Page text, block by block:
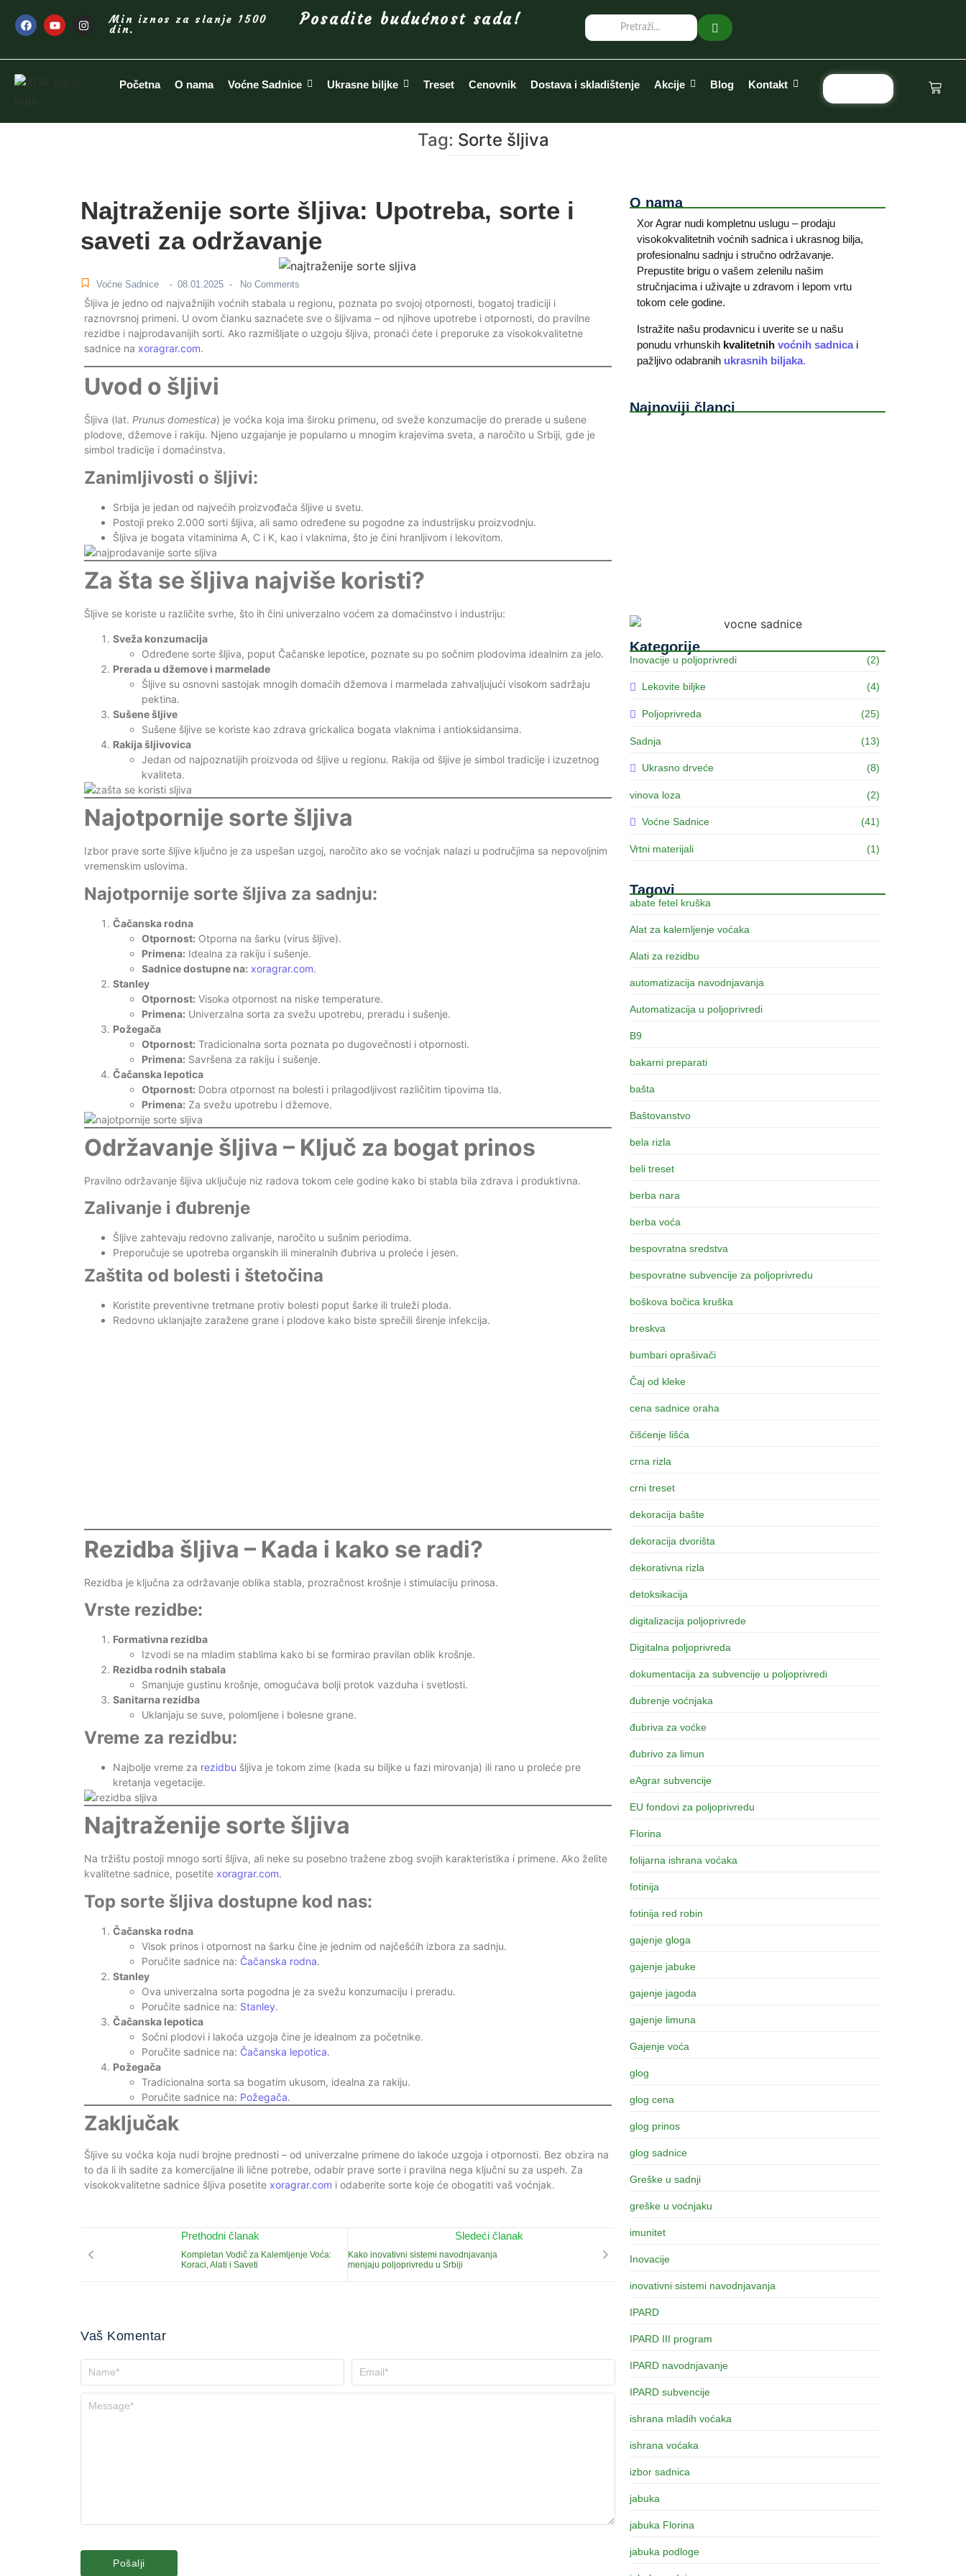
Min iznos za slanje 1500
din.
Posadite budućnost sada!
Početna O nama Voćne Sadnice Ukrasne biljke Treset Cenovnik Dostava i skladištenje Akcije Blog Kontakt
Tag: Sorte šljiva
Najtraženije sorte šljiva: Upotreba, sorte i
saveti za održavanje
Voćne Sadnice - 08.01.2025 - No Comments
Šljiva je jedno od najvažnijih voćnih stabala u regionu, poznata po svojoj otpornosti, bogatoj tradiciji i
raznovrsnoj primeni. U ovom članku saznaćete sve o šljivama – od njihove upotrebe i otpornosti, do pravilne
rezidbe i najprodavanijih sorti. Ako razmišljate o uzgoju šljiva, pronaći ćete i preporuke za visokokvalitetne
sadnice na xoragrar.com.
Uvod o šljivi
Šljiva (lat. Prunus domestica) je voćka koja ima široku primenu, od sveže konzumacije do prerade u sušene
plodove, džemove i rakiju. Njeno uzgajanje je popularno u mnogim krajevima sveta, a naročito u Srbiji, gde je
simbol tradicije i domaćinstva.
Zanimljivosti o šljivi:
Srbija je jedan od najvećih proizvođača šljive u svetu.
Postoji preko 2.000 sorti šljiva, ali samo određene su pogodne za industrijsku proizvodnju.
Šljiva je bogata vitaminima A, C i K, kao i vlaknima, što je čini hranljivom i lekovitom.
Za šta se šljiva najviše koristi?
Šljive se koriste u različite svrhe, što ih čini univerzalno voćem za domaćinstvo i industriju:
Sveža konzumacija
Određene sorte šljiva, poput Čačanske lepotice, poznate su po sočnim plodovima idealnim za jelo.
Prerada u džemove i marmelade
Šljive su osnovni sastojak mnogih domaćih džemova i marmelada zahvaljujući visokom sadržaju
pektina.
Sušene šljive
Sušene šljive se koriste kao zdrava grickalica bogata vlaknima i antioksidansima.
Rakija šljivovica
Jedan od najpoznatijih proizvoda od šljive u regionu. Rakija od šljive je simbol tradicije i izuzetnog
kvaliteta.
Najotpornije sorte šljiva
Izbor prave sorte šljive ključno je za uspešan uzgoj, naročito ako se voćnjak nalazi u područjima sa nepovoljnim
vremenskim uslovima.
Najotpornije sorte šljiva za sadnju:
Čačanska rodna
Otpornost: Otporna na šarku (virus šljive).
Primena: Idealna za rakiju i sušenje.
Sadnice dostupne na: xoragrar.com.
Stanley
Otpornost: Visoka otpornost na niske temperature.
Primena: Univerzalna sorta za svežu upotrebu, preradu i sušenje.
Požegača
Otpornost: Tradicionalna sorta poznata po dugovečnosti i otpornosti.
Primena: Savršena za rakiju i sušenje.
Čačanska lepotica
Otpornost: Dobra otpornost na bolesti i prilagodljivost različitim tipovima tla.
Primena: Za svežu upotrebu i džemove.
Održavanje šljiva – Ključ za bogat prinos
Pravilno održavanje šljiva uključuje niz radova tokom cele godine kako bi stabla bila zdrava i produktivna.
Zalivanje i đubrenje
Šljive zahtevaju redovno zalivanje, naročito u sušnim periodima.
Preporučuje se upotreba organskih ili mineralnih đubriva u proleće i jesen.
Zaštita od bolesti i štetočina
Koristite preventivne tretmane protiv bolesti poput šarke ili truleži ploda.
Redovno uklanjajte zaražene grane i plodove kako biste sprečili širenje infekcija.
Rezidba šljiva – Kada i kako se radi?
Rezidba je ključna za održavanje oblika stabla, prozračnost krošnje i stimulaciju prinosa.
Vrste rezidbe:
Formativna rezidba
Izvodi se na mladim stablima kako bi se formirao pravilan oblik krošnje.
Rezidba rodnih stabala
Smanjuje gustinu krošnje, omogućava bolji protok vazduha i svetlosti.
Sanitarna rezidba
Uklanjaju se suve, polomljene i bolesne grane.
Vreme za rezidbu:
Najbolje vreme za rezidbu šljiva je tokom zime (kada su biljke u fazi mirovanja) ili rano u proleće pre
kretanja vegetacije.
Najtraženije sorte šljiva
Na tržištu postoji mnogo sorti šljiva, ali neke su posebno tražene zbog svojih karakteristika i primene. Ako želite
kvalitetne sadnice, posetite xoragrar.com.
Top sorte šljiva dostupne kod nas:
Čačanska rodna
Visok prinos i otpornost na šarku čine je jednim od najčešćih izbora za sadnju.
Poručite sadnice na: Čačanska rodna.
Stanley
Ova univerzalna sorta pogodna je za svežu konzumaciju i preradu.
Poručite sadnice na: Stanley.
Čačanska lepotica
Sočni plodovi i lakoća uzgoja čine je idealnom za početnike.
Poručite sadnice na: Čačanska lepotica.
Požegača
Tradicionalna sorta sa bogatim ukusom, idealna za rakiju.
Poručite sadnice na: Požegača.
Zaključak
Šljive su voćka koja nudi brojne prednosti – od univerzalne primene do lakoće uzgoja i otpornosti. Bez obzira na
to da li ih sadite za komercijalne ili lične potrebe, odabir prave sorte i pravilna nega ključni su za uspeh. Za
visokokvalitetne sadnice šljiva posetite xoragrar.com i odaberite sorte koje će obogatiti vaš voćnjak.
Prethodni članak
Kompletan Vodič za Kalemljenje Voća:
Koraci, Alati i Saveti
Sledeći članak
Kako inovativni sistemi navodnjavanja
menjaju poljoprivredu u Srbiji
Vaš Komentar
O nama
Xor Agrar nudi kompletnu uslugu – prodaju
visokokvalitetnih voćnih sadnica i ukrasnog bilja,
profesionalnu sadnju i stručno održavanje.
Prepustite brigu o vašem zelenilu našim
stručnjacima i uživajte u zdravom i lepom vrtu
tokom cele godine.
Istražite našu prodavnicu i uverite se u našu
ponudu vrhunskih kvalitetnihvoćnih sadnicai
pažljivo odabranih ukrasnih biljaka.
Najnoviji članci
Kategorije
Inovacije u poljoprivredi (2)
Lekovite biljke (4)
Poljoprivreda (25)
Sadnja (13)
Ukrasno drveće (8)
vinova loza (2)
Voćne Sadnice (41)
Vrtni materijali (1)
Tagovi
abate fetel kruška
Alat za kalemljenje voćaka
Alati za rezidbu
automatizacija navodnjavanja
Automatizacija u poljoprivredi
B9
bakarni preparati
bašta
Baštovanstvo
bela rizla
beli treset
berba nara
berba voća
bespovratna sredstva
bespovratne subvencije za poljoprivredu
boškova bočica kruška
breskva
bumbari oprašivači
Čaj od kleke
cena sadnice oraha
čišćenje lišća
crna rizla
crni treset
dekoracija bašte
dekoracija dvorišta
dekorativna rizla
detoksikacija
digitalizacija poljoprivrede
Digitalna poljoprivreda
dokumentacija za subvencije u poljoprivredi
đubrenje voćnjaka
đubriva za voćke
đubrivo za limun
eAgrar subvencije
EU fondovi za poljoprivredu
Florina
folijarna ishrana voćaka
fotinija
fotinija red robin
gajenje gloga
gajenje jabuke
gajenje jagoda
gajenje limuna
Gajenje voća
glog
glog cena
glog prinos
glog sadnice
Greške u sadnji
greške u voćnjaku
imunitet
Inovacije
inovativni sistemi navodnjavanja
IPARD
IPARD III program
IPARD navodnjavanje
IPARD subvencije
ishrana mladih voćaka
ishrana voćaka
izbor sadnica
jabuka
jabuka Florina
jabuka podloge